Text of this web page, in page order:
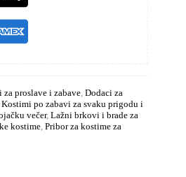
proslave i zabave, Dodaci za
Kostimi po zabavi za svaku prigodu i
večer, Lažni brkovi i brade za
kostime, Pribor za kostime za